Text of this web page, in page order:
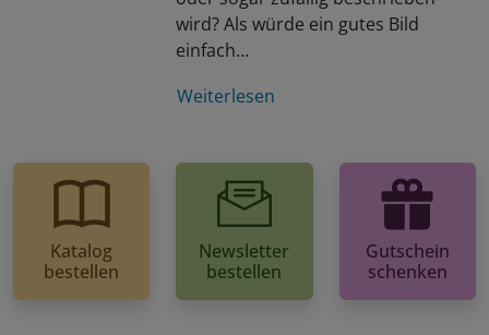
wird? Als würde ein gutes Bild
einfach…
Weiterlesen
Katalog
bestellen
Newsletter
bestellen
Gutschein
schenken